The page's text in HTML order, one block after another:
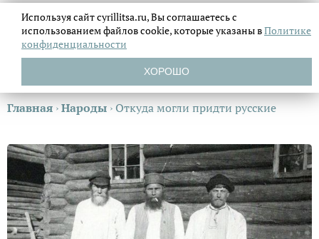
Главная ›Народы ›Откуда могли придти русские
Используя сайт cyrillitsa.ru, Вы соглашаетесь с
использованием файловcookie, которые указаны вПолитике
конфиденциальности
ХОРОШО